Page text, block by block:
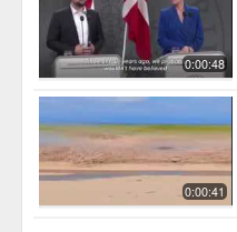
0:00:48
0:00:41